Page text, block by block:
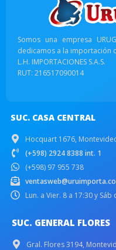
Somos una empresa
dedicamos a la importación
L.H. IMPORTACIONES S.A.S.
RUT: 216517090014
SUC. CASA CENTRAL
Hocquart 1676,
(+598) 2924 8388 int. 1
(+598) 97 955 738
Lun. a Vier. 8 a 17:30 y Sáb
SUC. GENERAL FLORES
Gral. Flores 3194,